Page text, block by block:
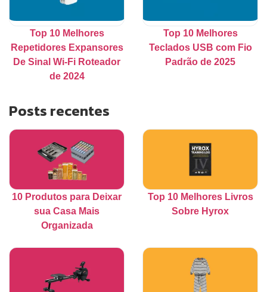
Top 10 Melhores
Repetidores Expansores
De Sinal Wi-Fi Roteador
de 2024
Top 10 Melhores
Teclados USB com Fio
Padrão de 2025
Posts recentes
10 Produtos para Deixar
sua Casa Mais
Organizada
Top 10 Melhores Livros
Sobre Hyrox